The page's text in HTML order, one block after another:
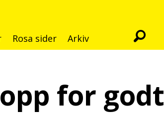
Rosa sider Arkiv
for godt